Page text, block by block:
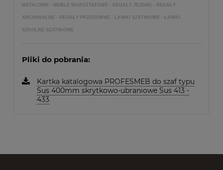
METALOWE - MEBLE WARSZTATOWE - REGAŁY JEZDNE - REGAŁY
ARCHIWALNE - REGAŁY PRZESUWNE - ŁAWKI SZATNIOWE - ŁAWKI
SZKOLNE SZATNIOWE
Pliki do pobrania:
Kartka katalogowa PROFESMEB do szaf typu
Sus 400mm skrytkowo-ubraniowe Sus 413 -
433